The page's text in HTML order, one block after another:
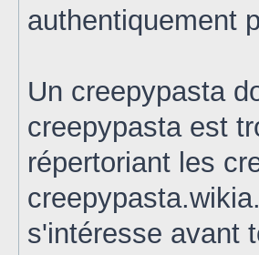
authentiquement
Un creepypasta
creepypasta est
répertoriant les
s'intéresse avant